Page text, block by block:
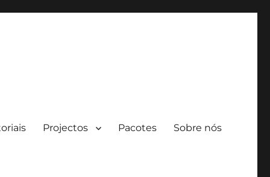
Projectos Pacotes Sobre nós